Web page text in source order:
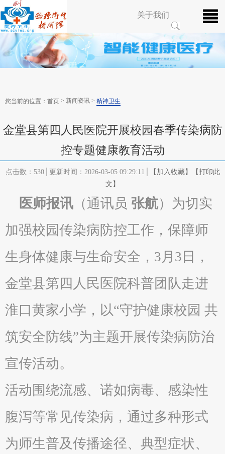
关于我们
您当前的位置： 首页 > 新闻资讯 > 精神卫生
金堂县第四人民医院开展校园春季传染病防
控专题健康教育活动
点击数：530│更新时间：2026-03-05 09:29:11│ 【加入收藏】
【打印此
文】
医师报讯 （通讯员 张航）为切实
加强校园传染病防控工作，保障师
生身体健康与生命安全，3月3日，
金堂县第四人民医院科普团队走进
淮口黄家小学，以“守护健康校园 共
筑安全防线”为主题开展传染病防治
宣传活动。
活动围绕流感、诺如病毒、感染性
腹泻等常见传染病，通过多种形式
为师生普及传播途径、典型症状、